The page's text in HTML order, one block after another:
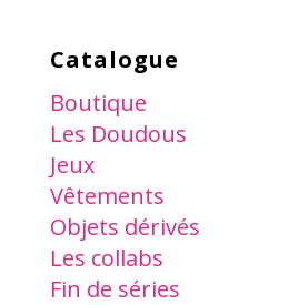
Catalogue
Boutique
Les Doudous
Jeux
Vêtements
Objets dérivés
Les collabs
Fin de séries